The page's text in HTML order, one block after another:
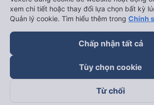
Hỗ trợ
Trở thành đối tác
Đối tác thanh toán
xem chi tiết hoặc thay đổi lựa chọn bất kỳ
Quản lý cookie. Tìm hiểu thêm trong Chính
Chấp nhận tất cả
Tùy chọn cookie
Từ chối